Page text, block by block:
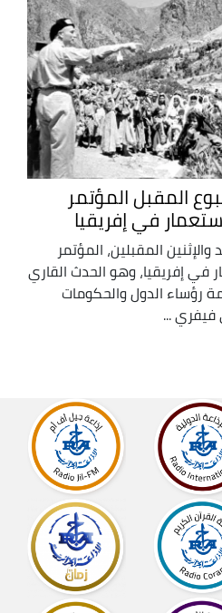
المقبل المؤتمر
في إفريقيا
المقبلين، المؤتمر
إفريقيا، وهو الحدث القاري
رؤساء الدول والحكومات
...